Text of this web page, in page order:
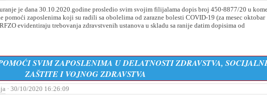
je dana 30.10.2020.godine prosledio svim svojim filijalama dopis broj 450-8877/20 u
pomoći zaposlenima koji su radili sa obolelima od zarazne bolesti COVID-19 (za mesec oktobar
evidentiraju trebovanja zdravstvenih ustanova u skladu sa ranije datim dopisima od
SVIM ZAPOSLENIMA U DELATNOSTI ZDRAVSTVA,
ZAŠTITE I VOJNOG ZDRAVSTVA
· 30/10/2020 16:26:09